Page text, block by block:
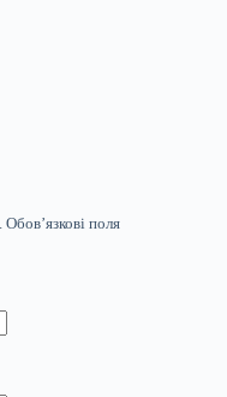
Обов’язкові поля